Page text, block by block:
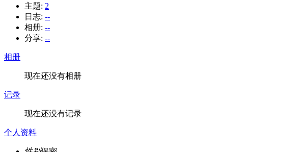
主题: 2
日志: --
相册: --
分享: --
相册
现在还没有相册
记录
现在还没有记录
个人资料